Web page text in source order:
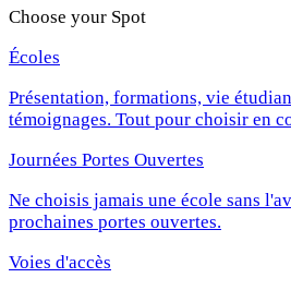
Choose your Spot
Écoles
Présentation, formations, vie
témoignages. Tout pour choisir en
Journées Portes Ouvertes
Ne choisis jamais une école sans
prochaines portes ouvertes.
Voies d'accès